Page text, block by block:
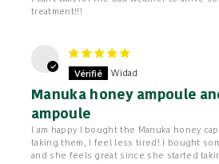
treatment!!!
Widad
Manuka honey ampoule
ampoule
I am happy I bought the Manuka honey
taking them, I feel less tired! I bought
and she feels great since she started